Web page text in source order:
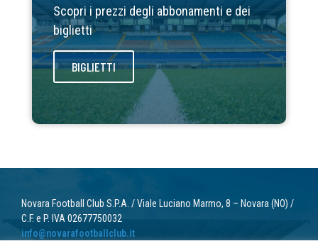
Scopri i prezzi degli abbonamenti e dei
biglietti
BIGLIETTI
Novara Football Club S.P.A. / Viale Luciano Marmo, 8 – Novara (NO) /
C.F. e P. IVA 02677750032
info@novarafootballclub.it